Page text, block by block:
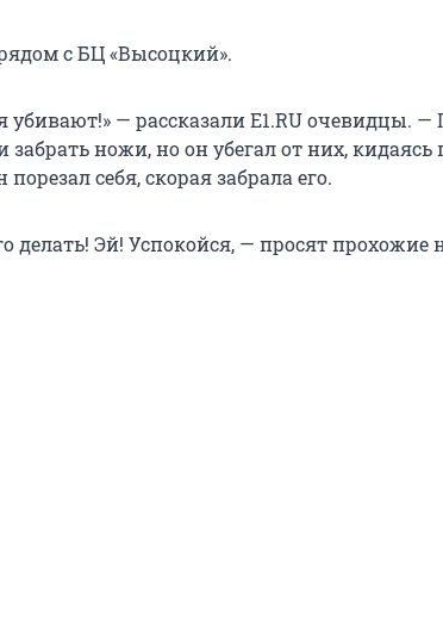
с БЦ «Высоцкий».
убивают!» — рассказали E1.RU очевидцы.
забрать ножи, но он убегал от них,
себя, скорая забрала его.
делать! Эй! Успокойся, — просят прохожие